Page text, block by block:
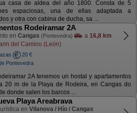
casa de aldea del año 1800. Consta de 5
espaciosas, una de ellas adaptada a
y otra con cabina de ducha, sa ...
Rodeiramar 2A
en Cangas (Pontevedra) a 16,8 km
del Camino (León)
20 €
Pontevedra
2A tenemos un hostal y apartamentos
20 m de la Playa de Rodeira, en Cangas do
donde salen los barcos ...
Playa Areabrava
en Vilanova / Hío / Cangas